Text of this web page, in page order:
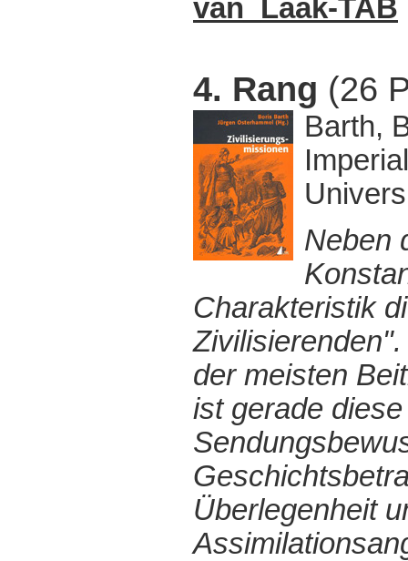
van_Laak-TAB
4. Rang (26
Barth,
Neben
Charakteristik
der meisten
ist gerade
Überlegenheit